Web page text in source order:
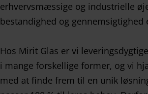
erhvervsmæssige og industrielle
bestandighed og gennemsigtighed
Hos Mirit Glas er vi
i mange forskellige former, og vi
med at finde frem til en unik